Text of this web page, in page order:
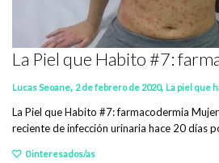
La Piel que Habito #7:
Lucas Seoane, 2 de febrero de 2020, La piel que
La Piel que Habito #7: farmacodermia
reciente de infección urinaria hace 20 días
0interesados/as